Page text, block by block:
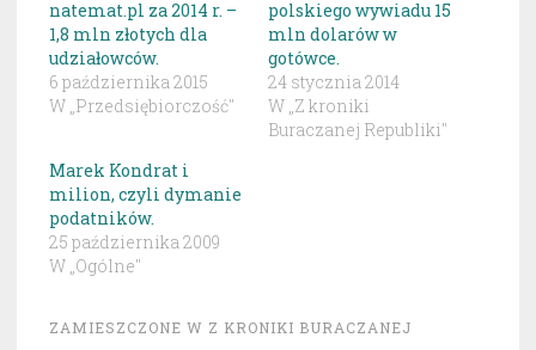
natemat.pl za 2014 r. –
1,8 mln złotych dla
udziałowców.
6 października 2015
W „Przedsiębiorczość"
polskiego wywiadu 15
mln dolarów w
gotówce.
24 stycznia 2014
W „Z kroniki
Buraczanej Republiki"
Marek Kondrat i
milion, czyli dymanie
podatników.
25 października 2009
W „Ogólne"
ZAMIESZCZONE W Z KRONIKI BURACZANEJ